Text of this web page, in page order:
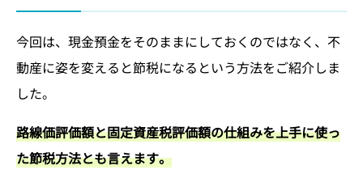
今回は、現金預金をそのままにしておくのではなく、不
動産に姿を変えると節税になるという方法をご紹介しま
した。
路線価評価額と固定資産税評価額の仕組みを上手に使っ
た節税方法とも言えます。